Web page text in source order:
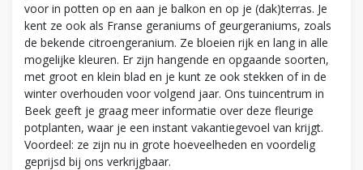
voor in potten op en aan je balkon en op je (dak)terras. Je
kent ze ook als Franse geraniums of geurgeraniums, zoals
de bekende citroengeranium. Ze bloeien rijk en lang in alle
mogelijke kleuren. Er zijn hangende en opgaande soorten,
met groot en klein blad en je kunt ze ook stekken of in de
winter overhouden voor volgend jaar. Ons tuincentrum in
Beek geeft je graag meer informatie over deze fleurige
potplanten, waar je een instant vakantiegevoel van krijgt.
Voordeel: ze zijn nu in grote hoeveelheden en voordelig
geprijsd bij ons verkrijgbaar.